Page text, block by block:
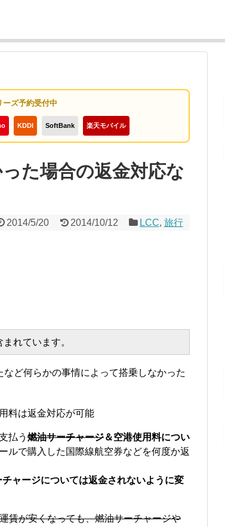
ーズ予約受付中
KDDI SoftBank 楽天モバイル
た場合の返金対応な
2014/5/20 2014/10/12 LCC, 旅行
れています。
ど何らかの事情によって搭乗しなかった
料は返金対応が可能
払う 燃油サーチャージ＆空港使用料につい
ルで購入した国際線航空券などを何度か返
ャージについては返金されないように変
賃が安くなっても、燃油サーチャージや